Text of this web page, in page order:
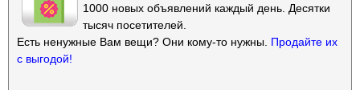
1000 новых объявлений каждый день. Десятки
тысяч посетителей.
Есть ненужные Вам вещи? Они кому-то нужны. Продайте их
с выгодой!